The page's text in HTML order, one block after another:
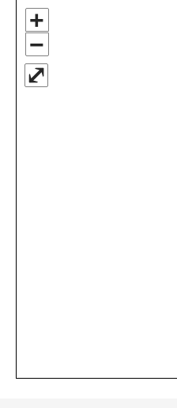
+
−
⤢